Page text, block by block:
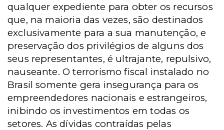
qualquer expediente para obter os recursos
que, na maioria das vezes, são destinados
exclusivamente para a sua manutenção, e
preservação dos privilégios de alguns dos
seus representantes, é ultrajante, repulsivo,
nauseante. O terrorismo fiscal instalado no
Brasil somente gera insegurança para os
empreendedores nacionais e estrangeiros,
inibindo os investimentos em todas os
setores. As dívidas contraídas pelas